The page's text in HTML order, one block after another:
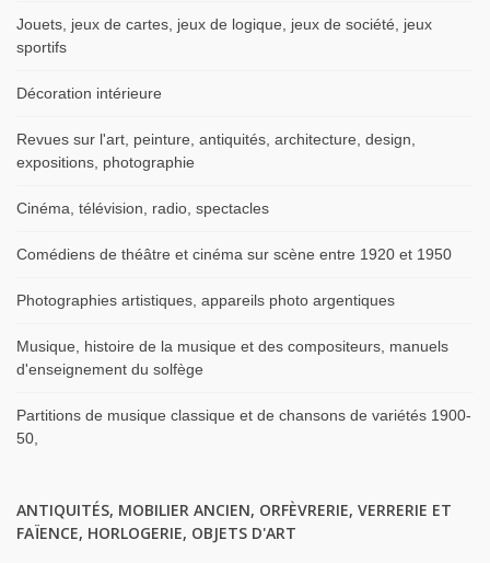
Jouets, jeux de cartes, jeux de logique, jeux de société, jeux
sportifs
Décoration intérieure
Revues sur l'art, peinture, antiquités, architecture, design,
expositions, photographie
Cinéma, télévision, radio, spectacles
Comédiens de théâtre et cinéma sur scène entre 1920 et 1950
Photographies artistiques, appareils photo argentiques
Musique, histoire de la musique et des compositeurs, manuels
d'enseignement du solfège
Partitions de musique classique et de chansons de variétés 1900-
50,
ANTIQUITÉS, MOBILIER ANCIEN, ORFÈVRERIE, VERRERIE ET
FAÏENCE, HORLOGERIE, OBJETS D'ART